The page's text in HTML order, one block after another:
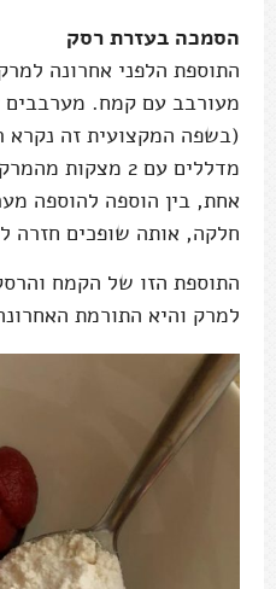
הסמכה בעזרת רסק
התוספת הלפני אחרונה
מעורבב עם קמח.
(בשפה המקצועית זה נקרא
מדללים עם 2
אחת, בין הוספה להוספה
חלקה, אותה שופכים חזרה
התוספת הזו של הקמח
למרק והיא התורמת